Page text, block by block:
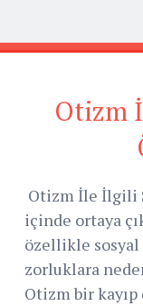
Otizm
Otizm İle İlgili
içinde ortaya
özellikle
zorluklara
Otizm bir